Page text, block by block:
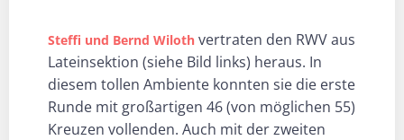
Steffi und Bernd Wilothvertraten den RWV aus
Lateinsektion (siehe Bild links) heraus. In
diesem tollen Ambiente konnten sie die erste
Runde mit großartigen 46 (von möglichen 55)
Kreuzen vollenden. Auch mit der zweiten